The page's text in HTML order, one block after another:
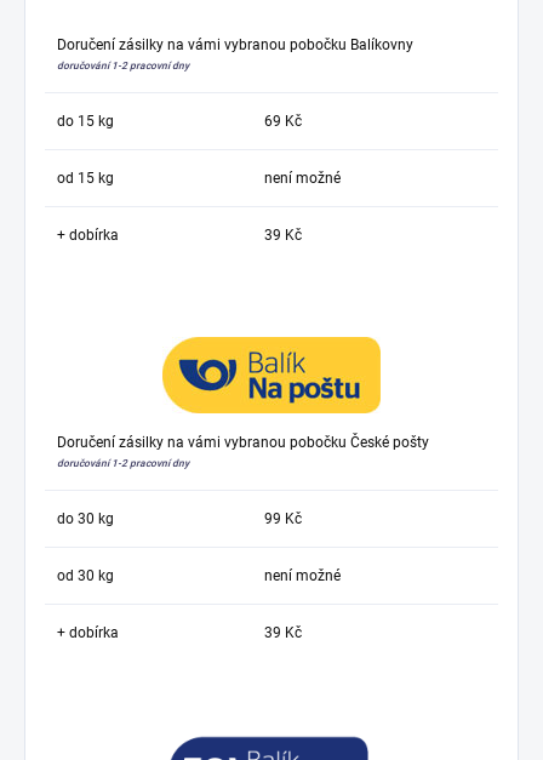
Doručení zásilky na vámi vybranou pobočku Balíkovny
doručování 1-2 pracovní dny
do 15 kg 69 Kč
od 15 kg není možné
+ dobírka 39 Kč
Doručení zásilky na vámi vybranou pobočku České pošty
doručování 1-2 pracovní dny
do 30 kg 99 Kč
od 30 kg není možné
+ dobírka 39 Kč